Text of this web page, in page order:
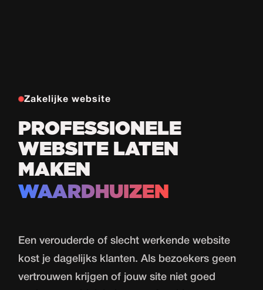
Zakelijke website
PROFESSIONELE
WEBSITE LATEN
MAKEN
WAARDHUIZEN
Een verouderde of slecht werkende website
kost je dagelijks klanten. Als bezoekers geen
vertrouwen krijgen of jouw site niet goed